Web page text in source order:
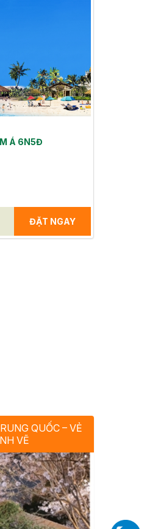
Á 6N5Đ
ĐẶT NGAY
QUỐC – VẺ
VẼ